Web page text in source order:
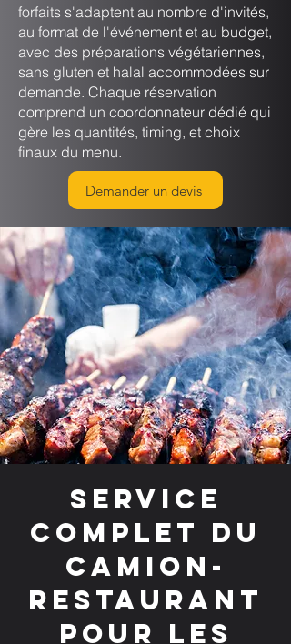
forfaits s'adaptent au nombre d'invités,
au format de l'événement et au budget,
avec des préparations végétariennes,
sans gluten et halal accommodées sur
demande. Chaque réservation
comprend un coordonnateur dédié qui
gère les quantités, timing, et choix
finaux du menu.
Demander un devis
Service
complet du
camion-
restaurant
pour les